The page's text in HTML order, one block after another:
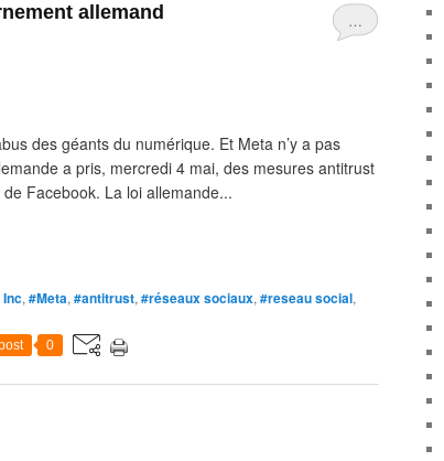
…
allemand
des géants du numérique. Et Meta n’y a pas
a pris, mercredi 4 mai, des mesures antitrust
Facebook. La loi allemande...
, #Meta, #antitrust, #réseaux sociaux, #reseau social,
0